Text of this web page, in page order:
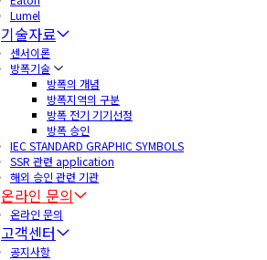
Lumel
기술자료
센서이론
방폭기술
방폭의 개념
방폭지역의 구분
방폭 전기 기기선정
방폭 승인
IEC STANDARD GRAPHIC SYMBOLS
SSR 관련 application
해외 승인 관련 기관
온라인 문의
온라인 문의
고객센터
공지사항